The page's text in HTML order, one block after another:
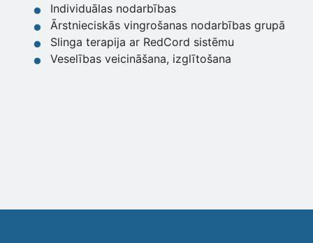
Individuālas nodarbības
Ārstnieciskās vingrošanas nodarbības grupā
Slinga terapija ar RedCord sistēmu
Veselības veicināšana, izglītošana